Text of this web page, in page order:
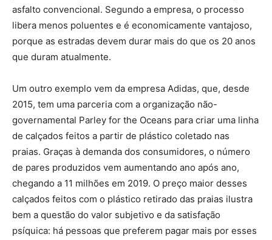
asfalto convencional. Segundo a empresa, o processo
libera menos poluentes e é economicamente vantajoso,
porque as estradas devem durar mais do que os 20 anos
que duram atualmente.
Um outro exemplo vem da empresa Adidas, que, desde
2015, tem uma parceria com a organização não-
governamental Parley for the Oceans para criar uma linha
de calçados feitos a partir de plástico coletado nas
praias. Graças à demanda dos consumidores, o número
de pares produzidos vem aumentando ano após ano,
chegando a 11 milhões em 2019. O preço maior desses
calçados feitos com o plástico retirado das praias ilustra
bem a questão do valor subjetivo e da satisfação
psíquica: há pessoas que preferem pagar mais por esses